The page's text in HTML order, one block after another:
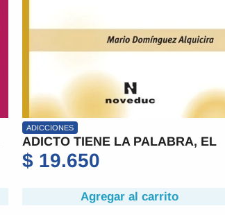
ADICCIONES
ADICTO TIENE LA PALABRA, EL
$ 19.650
Agregar al carrito